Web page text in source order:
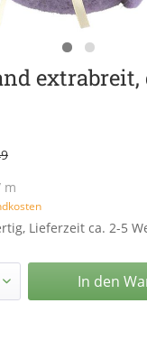
extrabreit,
m
Lieferzeit ca. 2-5
In den